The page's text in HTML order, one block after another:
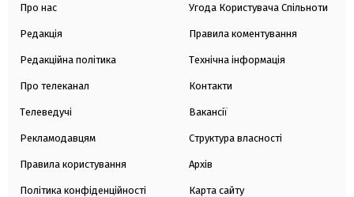
Про нас
Редакція
Редакційна політика
Про телеканал
Телеведучі
Рекламодавцям
Правила користування
Політика конфіденційності
Угода Користувача Спільноти
Правила коментування
Технічна інформація
Контакти
Вакансії
Структура власності
Архів
Карта сайту